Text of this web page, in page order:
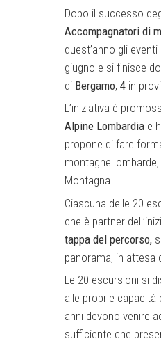
Dopo il successo
Accompagnatori di
quest’anno gli
giugno e si finisce
di Bergamo, 4 in
L’iniziativa è
Alpine Lombardia e
propone di fare
montagne
Montagna.
Ciascuna delle 20
che è partner
tappa del percorso,
panorama, in attesa
Le 20 escursioni si
alle proprie
anni devono venire
sufficiente che